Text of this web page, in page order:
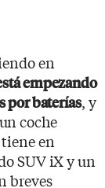
en
empezando
por baterías, y
coche
en
SUV iX y un
breves